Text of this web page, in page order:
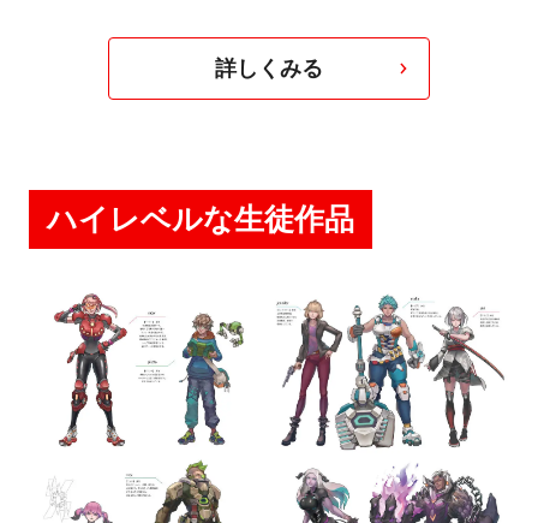
アート・アートディレクション・マネジメントに
従事している。京都芸術大学客員教授。
詳しくみる
ハイレベルな生徒作品